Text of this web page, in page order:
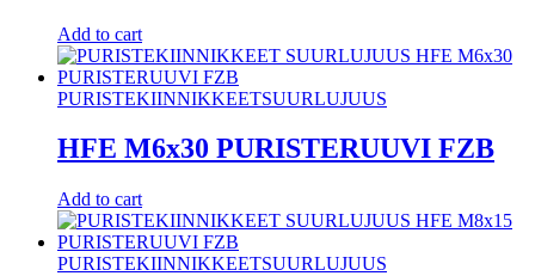
Add to cart
PURISTEKIINNIKKEETSUURLUJUUS
HFE M6x30 PURISTERUUVI FZB
Add to cart
PURISTEKIINNIKKEETSUURLUJUUS